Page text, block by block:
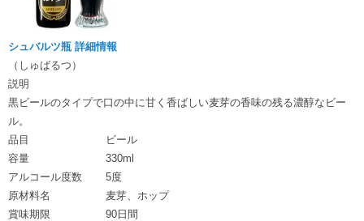
シュバルツ瓶 詳細情報
（しゅばるつ）
説明
黒ビールのタイプで口の中に甘く香ばしい麦芽の香味の残る濃醇なビー
ル。
品目
ビール
容量
330ml
アルコール度数
5度
原材料名
麦芽、ホップ
賞味期限
90日間